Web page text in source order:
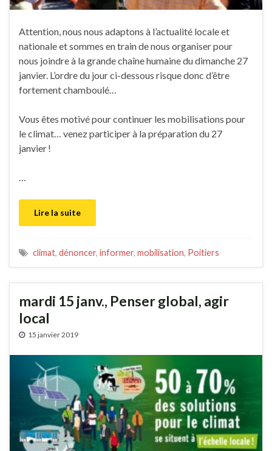
Attention, nous nous adaptons à l’actualité locale et
nationale et sommes en train de nous organiser pour
nous joindre à la grande chaîne humaine du dimanche 27
janvier. L’ordre du jour ci-dessous risque donc d’être
fortement chamboulé…
Vous êtes motivé pour continuer les mobilisations pour
le climat… venez participer à la préparation du 27
janvier !
Lire la suite
climat, dénoncer, informer, mobilisation, Poitiers
mardi 15 janv., Penser global, agir
local
15 janvier 2019